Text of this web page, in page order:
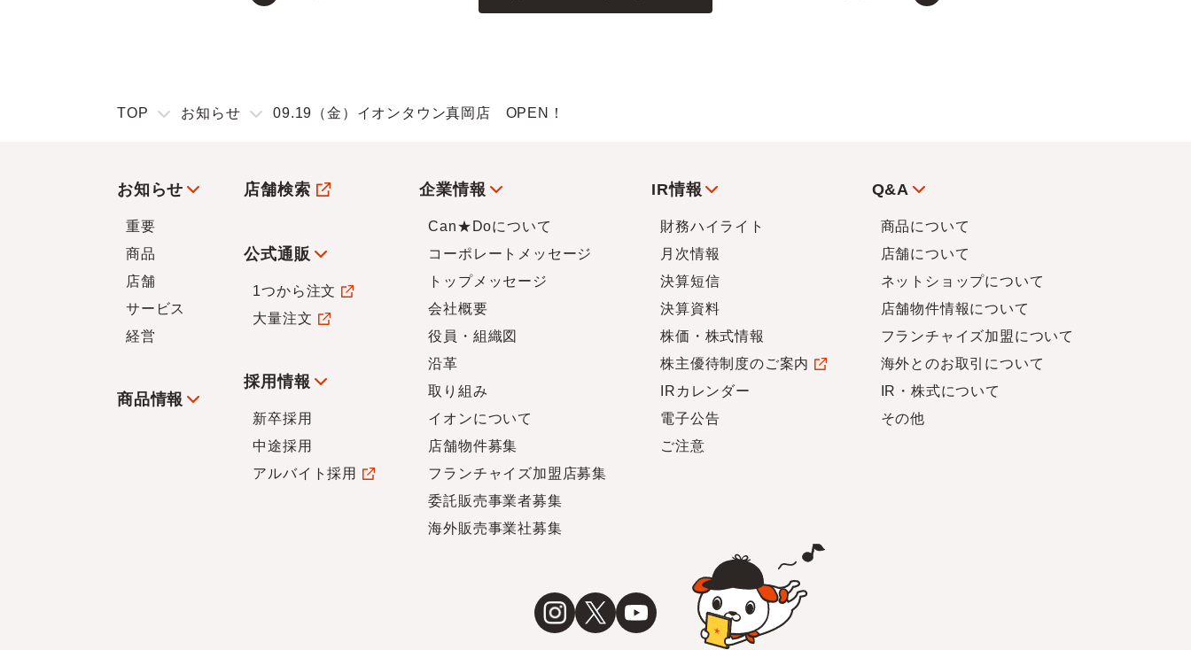
TOP お知らせ 09.19（金）イオンタウン真岡店 OPEN！
お知らせ
重要
商品
店舗
サービス
経営
商品情報
店舗検索
公式通販
1つから注文
大量注文
採用情報
新卒採用
中途採用
アルバイト採用
企業情報
Can★Doについて
コーポレートメッセージ
トップメッセージ
会社概要
役員・組織図
沿革
取り組み
イオンについて
店舗物件募集
フランチャイズ加盟店募集
委託販売事業者募集
海外販売事業社募集
IR情報
財務ハイライト
月次情報
決算短信
決算資料
株価・株式情報
株主優待制度のご案内
IRカレンダー
電子公告
ご注意
Q&A
商品について
店舗について
ネットショップについて
店舗物件情報について
フランチャイズ加盟について
海外とのお取引について
IR・株式について
その他